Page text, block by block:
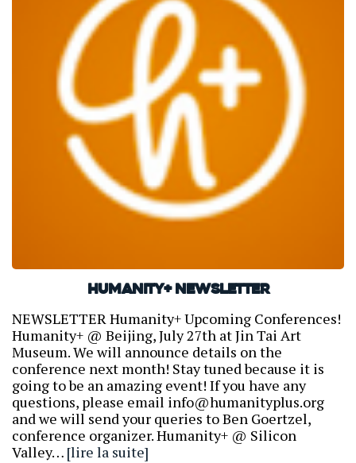
Humanity+ Newsletter
NEWSLETTER Humanity+ Upcoming Conferences!
Humanity+ @ Beijing, July 27th at Jin Tai Art
Museum. We will announce details on the
conference next month! Stay tuned because it is
going to be an amazing event! If you have any
questions, please email info@humanityplus.org
and we will send your queries to Ben Goertzel,
conference organizer. Humanity+ @ Silicon
Valley… [lire la suite]